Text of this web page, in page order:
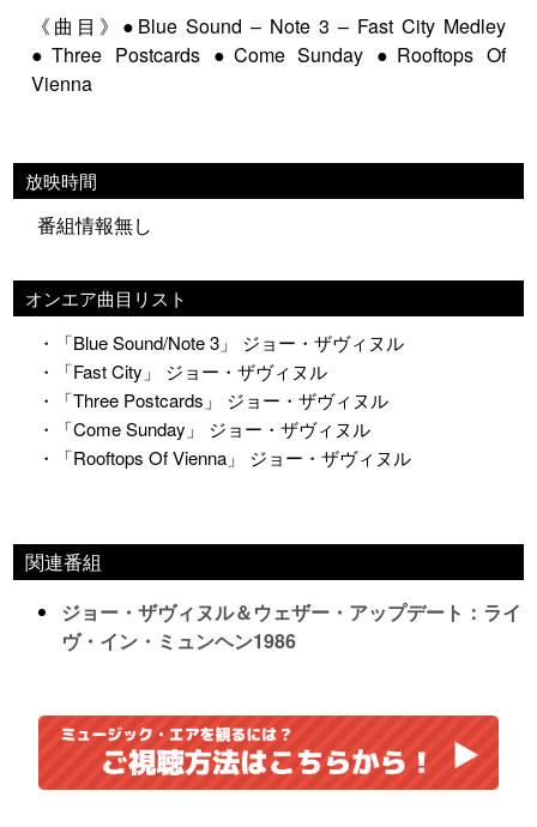
《曲目》●Blue Sound – Note 3 – Fast City Medley
●Three Postcards ●Come Sunday ●Rooftops Of
Vienna
放映時間
番組情報無し
オンエア曲目リスト
・「Blue Sound/Note 3」 ジョー・ザヴィヌル
・「Fast City」 ジョー・ザヴィヌル
・「Three Postcards」 ジョー・ザヴィヌル
・「Come Sunday」 ジョー・ザヴィヌル
・「Rooftops Of Vienna」 ジョー・ザヴィヌル
関連番組
ジョー・ザヴィヌル＆ウェザー・アップデート：ライ
ヴ・イン・ミュンヘン1986